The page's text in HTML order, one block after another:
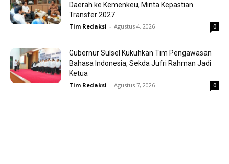
Daerah ke Kemenkeu, Minta Kepastian
Transfer 2027
Tim Redaksi - Agustus 4, 2026 0
Gubernur Sulsel Kukuhkan Tim Pengawasan
Bahasa Indonesia, Sekda Jufri Rahman Jadi
Ketua
Tim Redaksi - Agustus 7, 2026 0